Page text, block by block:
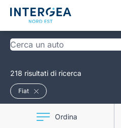
218 risultati di ricerca
Fiat
Ordina